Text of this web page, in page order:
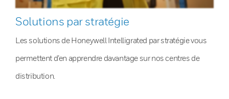
Solutions par stratégie
Les solutions de Honeywell Intelligrated par stratégie vous
permettent d’en apprendre davantage sur nos centres de
distribution.